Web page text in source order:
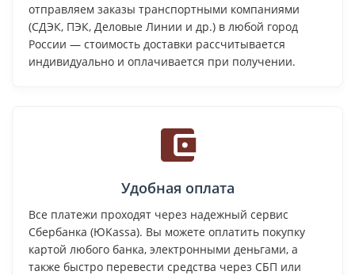
отправляем заказы транспортными компаниями
(СДЭК, ПЭК, Деловые Линии и др.) в любой город
России — стоимость доставки рассчитывается
индивидуально и оплачивается при получении.
Удобная оплата
Все платежи проходят через надежный сервис
Сбербанка (ЮKassa). Вы можете оплатить покупку
картой любого банка, электронными деньгами, а
также быстро перевести средства через СБП или